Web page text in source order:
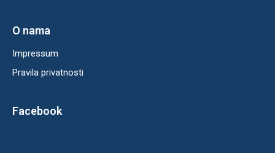
O nama
Impressum
Pravila privatnosti
Facebook